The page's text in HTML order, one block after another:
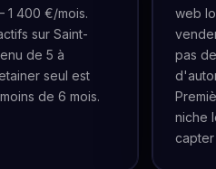
1 400 €/mois.
sur Saint-
de 5 à
seul est
de 6 mois.
web
pas
niche
capter